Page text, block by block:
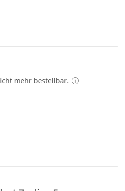
mehr bestellbar.